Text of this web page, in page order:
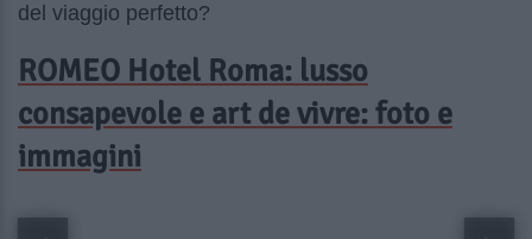
del viaggio perfetto?
ROMEO Hotel Roma: lusso
consapevole e art de vivre: foto e
immagini